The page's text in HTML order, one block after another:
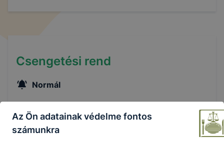
Csengetési rend
Normál
0.
óra
-
08:00
Az Ön adatainak védelme fontos
számunkra